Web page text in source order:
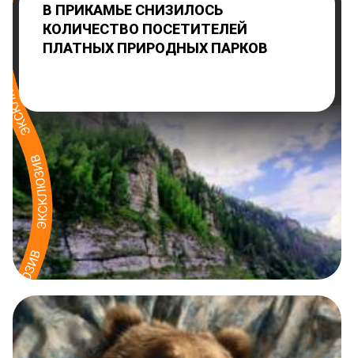
В ПРИКАМЬЕ СНИЗИЛОСЬ
КОЛИЧЕСТВО ПОСЕТИТЕЛЕЙ
ПЛАТНЫХ ПРИРОДНЫХ ПАРКОВ